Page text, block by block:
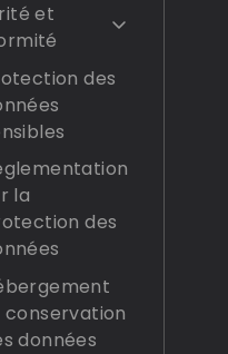
et
des
la
des
données